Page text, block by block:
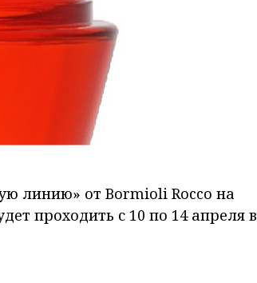
линию» от Bormioli Rocco на
проходить с 10 по 14 апреля в